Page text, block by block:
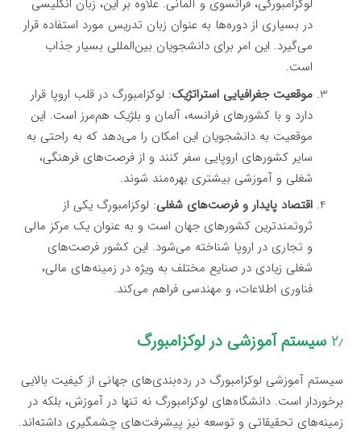
لوکزامبورگی، فرانسوی و آلمانی. علاوه بر این، زبان انگلیسی
در بسیاری از دوره‌ها به عنوان زبان تدریس مورد استفاده قرار
می‌گیرد. این امر برای دانشجویان بین‌المللی بسیار جذاب
است.
موقعیت جغرافیایی استراتژیک: لوکزامبورگ در قلب اروپا قرار
دارد و با کشورهای فرانسه، آلمان و بلژیک هم‌مرز است. این
موقعیت به دانشجویان این امکان را می‌دهد که به راحتی به
سایر کشورهای اروپایی سفر کنند و از فرصت‌های فرهنگی،
شغلی و آموزشی بیشتری بهره‌مند شوند.
اقتصاد پایدار و فرصت‌های شغلی: لوکزامبورگ یکی از
ثروتمندترین کشورهای جهان است و به عنوان یک مرکز مالی
و تجاری در اروپا شناخته می‌شود. این کشور فرصت‌های
شغلی زیادی در صنایع مختلف به ویژه در زمینه‌های مالی،
فناوری اطلاعات، و مهندسی فراهم می‌کند.
۲٫ سیستم آموزشی در لوکزامبورگ
سیستم آموزشی لوکزامبورگ در رده‌بندی‌های جهانی از کیفیت بالایی
برخوردار است. دانشگاه‌های لوکزامبورگ نه تنها در آموزش، بلکه در
زمینه‌های تحقیقاتی و توسعه نیز پیشرفت‌های چشمگیری داشته‌اند.